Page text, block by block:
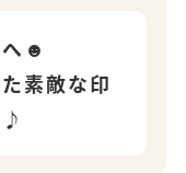
へ☻
素敵な印
♪